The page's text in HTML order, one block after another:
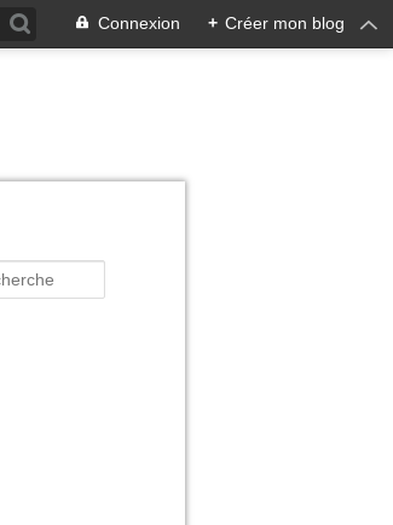
Connexion + Créer mon blog